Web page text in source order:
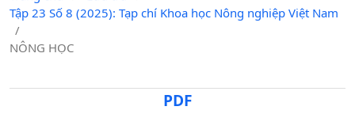
Tập 23 Số 8 (2025): Tạp chí Khoa học Nông nghiệp Việt Nam
/
NÔNG HỌC
PDF